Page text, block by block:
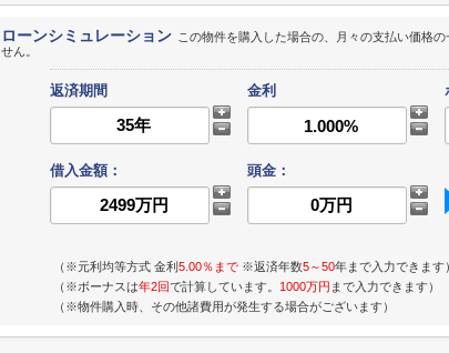
ローンシミュレーション この物件を購入した場合の、月々の支払い価格
せん。
返済期間 金利
借入金額：
頭金：
（※元利均等方式 金利5.00％まで ※返済年数5～50年まで入力できます）
（※ボーナスは年2回で計算しています。 1000万円 まで入力できます）
（※物件購入時、その他諸費用が発生する場合がございます）